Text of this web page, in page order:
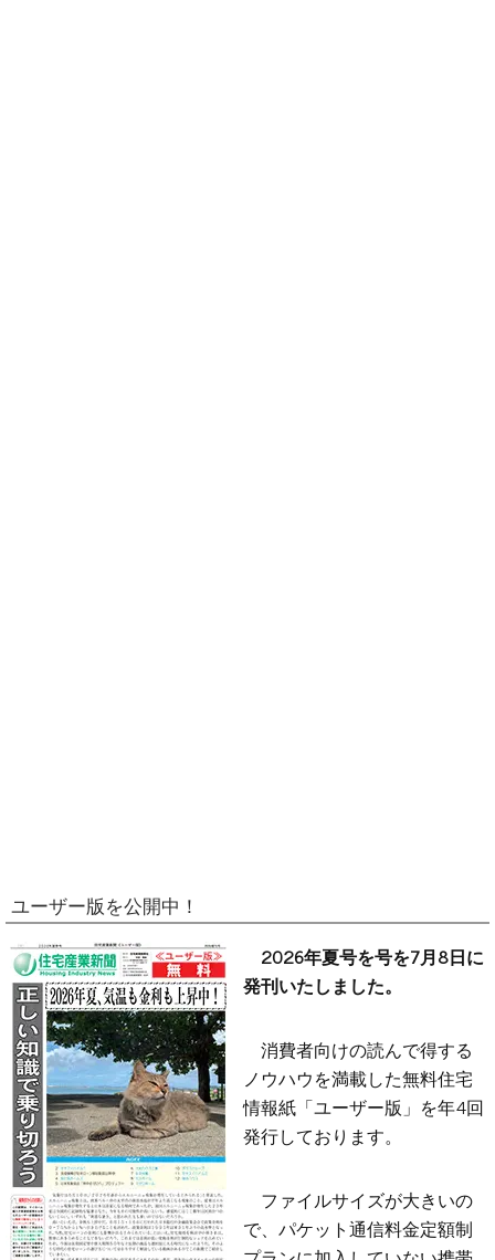
ユーザー版を公開中！
2026年夏号を号を7月8日に
発刊いたしました。
消費者向けの読んで得する
ノウハウを満載した無料住宅
情報紙「ユーザー版」を年4回
発行しております。
ファイルサイズが大きいの
で、パケット通信料金定額制